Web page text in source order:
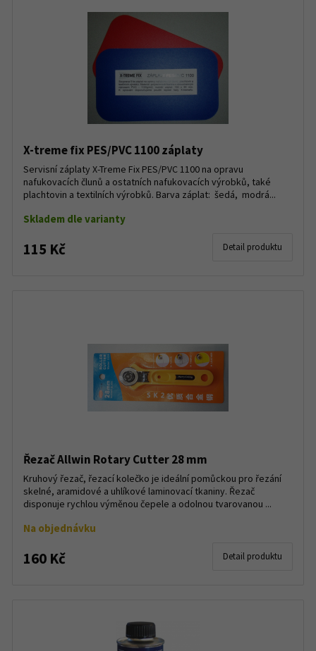
X-treme fix PES/PVC 1100 záplaty
Servisní záplaty X-Treme Fix PES/PVC 1100 na opravu
nafukovacích člunů a ostatních nafukovacích výrobků, také
plachtovin a textilních výrobků. Barva záplat: šedá, modrá...
Skladem dle varianty
115 Kč Detail produktu
Řezač Allwin Rotary Cutter 28 mm
Kruhový řezač, řezací kolečko je ideální pomůckou pro řezání
skelné, aramidové a uhlíkové laminovací tkaniny. Řezač
disponuje rychlou výměnou čepele a odolnou tvarovanou ...
Na objednávku
160 Kč Detail produktu